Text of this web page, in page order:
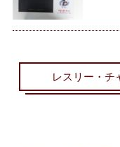
レスリー・チ